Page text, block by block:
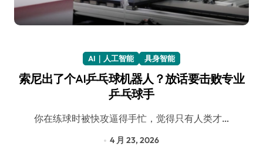
AI｜人工智能 具身智能
索尼出了个AI乒乓球机器人？放话要击败专业
乒乓球手
你在练球时被快攻逼得手忙，觉得只有人类才…
4 月 23, 2026